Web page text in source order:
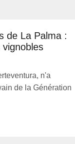
de La Palma :
n'a
de la Génération